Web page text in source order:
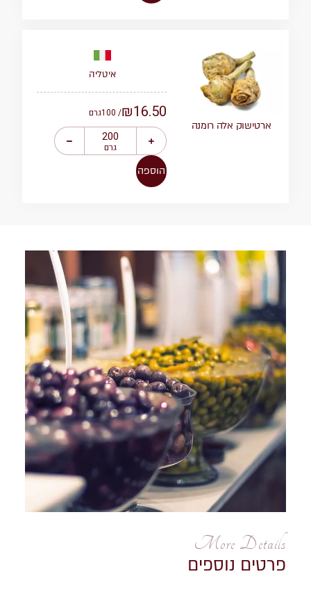
ארטישוק אלה רומנה
איטליה
₪16.50
/ 100 גרם
גרם
הוספה
More Details
פרטים נוספים